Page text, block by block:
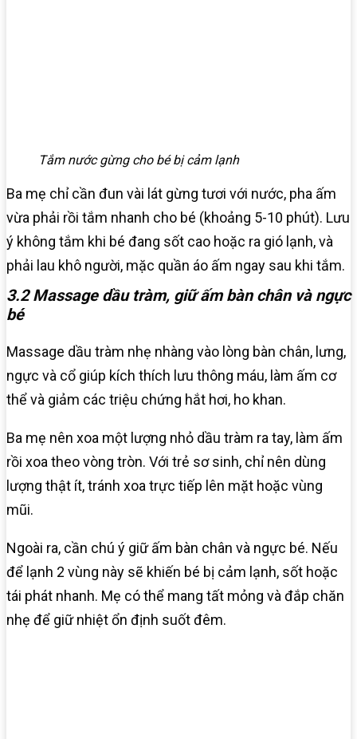
Tắm nước gừng cho bé bị cảm lạnh
Ba mẹ chỉ cần đun vài lát gừng tươi với nước, pha ấm
vừa phải rồi tắm nhanh cho bé (khoảng 5-10 phút). Lưu
ý không tắm khi bé đang sốt cao hoặc ra gió lạnh, và
phải lau khô người, mặc quần áo ấm ngay sau khi tắm.
3.2 Massage dầu tràm, giữ ấm bàn chân và ngực
bé
Massage dầu tràm nhẹ nhàng vào lòng bàn chân, lưng,
ngực và cổ giúp kích thích lưu thông máu, làm ấm cơ
thể và giảm các triệu chứng hắt hơi, ho khan.
Ba mẹ nên xoa một lượng nhỏ dầu tràm ra tay, làm ấm
rồi xoa theo vòng tròn. Với trẻ sơ sinh, chỉ nên dùng
lượng thật ít, tránh xoa trực tiếp lên mặt hoặc vùng
mũi.
Ngoài ra, cần chú ý giữ ấm bàn chân và ngực bé. Nếu
để lạnh 2 vùng này sẽ khiến bé bị cảm lạnh, sốt hoặc
tái phát nhanh. Mẹ có thể mang tất mỏng và đắp chăn
nhẹ để giữ nhiệt ổn định suốt đêm.